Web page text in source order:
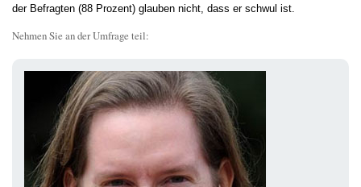
der Befragten (88 Prozent) glauben nicht, dass er schwul ist.
Nehmen Sie an der Umfrage teil: